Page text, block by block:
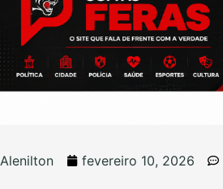
Alenilton fevereiro 10, 2026